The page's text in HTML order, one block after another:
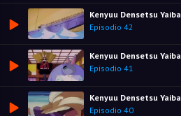
Kenyuu Densetsu Yaiba
Episodio 42
Kenyuu Densetsu Yaiba
Episodio 41
Kenyuu Densetsu Yaiba
Episodio 40